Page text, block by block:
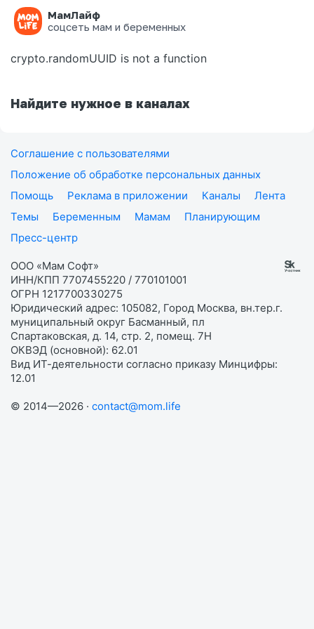
МамЛайф
соцсеть мам и беременных
Ошибка на странице
crypto.randomUUID is not a function
Найдите нужное в каналах
Соглашение с пользователями
Положение об обработке персональных данных
Помощь
Реклама в приложении Каналы
Лента
Темы
Беременным Мамам
Планирующим
Пресс-центр
ООО «Мам Софт»
ИНН/КПП 7707455220 / 770101001
ОГРН 1217700330275
Юридический адрес: 105082, Город Москва, вн.тер.г.
муниципальный округ Басманный, пл
Спартаковская, д. 14, стр. 2, помещ. 7Н
ОКВЭД (основной): 62.01
Вид ИТ-деятельности согласно приказу Минцифры:
12.01
© 2014—2026 · contact@mom.life